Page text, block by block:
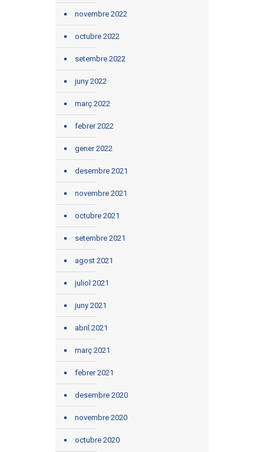
novembre 2022
octubre 2022
setembre 2022
juny 2022
març 2022
febrer 2022
gener 2022
desembre 2021
novembre 2021
octubre 2021
setembre 2021
agost 2021
juliol 2021
juny 2021
abril 2021
març 2021
febrer 2021
desembre 2020
novembre 2020
octubre 2020